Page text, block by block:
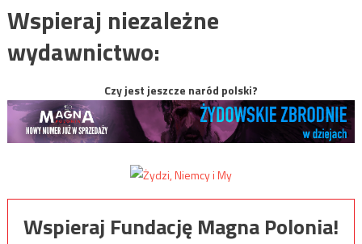
Wspieraj niezależne
wydawnictwo:
Czy jest jeszcze naród polski?
Wspieraj Fundację Magna Polonia!